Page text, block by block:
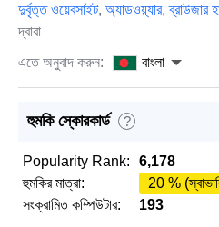
দুর্বৃত্ত ওয়েবসাইট, অ্যাডওয়্যার,ব্রাউজার
দ্বারা
এতে অনুবাদ করুন:
বাংলা
হুমকি স্কোরকার্ড ?
Popularity Rank:
6,178
হুমকির মাত্রা:
20 %
সংক্রামিত কম্পিউটার:
193